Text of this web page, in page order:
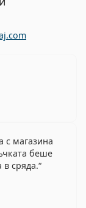
с магазина
беше
в сряда.